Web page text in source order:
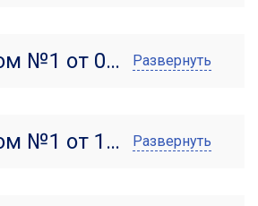
Жилой дом №1 от 05.12.2023 Развернуть
Жилой дом №1 от 11.11.2023 Развернуть